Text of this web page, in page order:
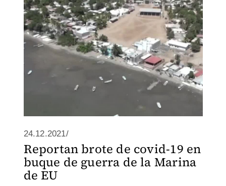
24.12.2021/
Reportan brote de covid-19 en
buque de guerra de la Marina
de EU